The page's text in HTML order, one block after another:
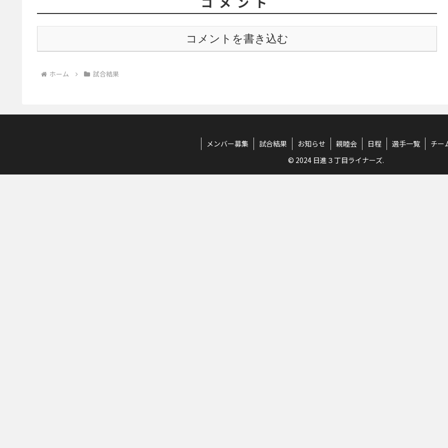
コメントを書き込む
ホーム 試合結果
メンバー募集 試合結果 お知らせ 親睦会 日程 選手一覧
チー
© 2024 日進３丁目ライナーズ.